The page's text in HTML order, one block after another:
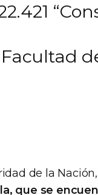
de la Nación,
que se